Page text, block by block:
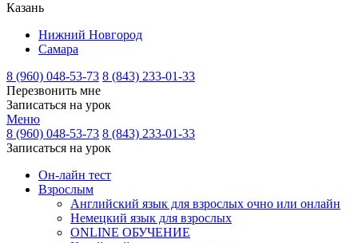
Казань
Нижний Новгород
Самара
8 (960) 048-53-73 8 (843) 233-01-33
Перезвонить мне
Записаться на урок
Меню
8 (960) 048-53-73 8 (843) 233-01-33
Записаться на урок
Он-лайн тест
Взрослым
Английский язык для взрослых очно или онлайн
Немецкий язык для взрослых
ONLINE ОБУЧЕНИЕ